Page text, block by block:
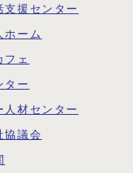
支援センター
ホーム
フェ
ター
人材センター
協議会